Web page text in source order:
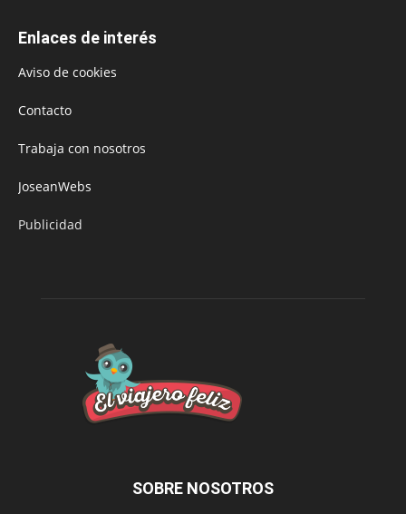
Enlaces de interés
Aviso de cookies
Contacto
Trabaja con nosotros
JoseanWebs
Publicidad
SOBRE NOSOTROS